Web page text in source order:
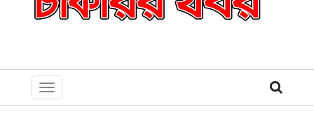
Toggle
navigation